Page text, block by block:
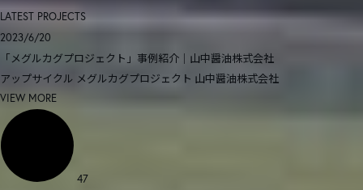
LATEST PROJECTS
2023/6/20
「メグルカグプロジェクト」事例紹介｜山中醤油株式会社
アップサイクル メグルカグプロジェクト 山中醤油株式会社
VIEW MORE
47